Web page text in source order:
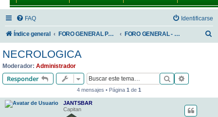
FAQ Identificarse
Índice general FORO GENERAL PARA TODOS LOS USUARIOS FORO GENERAL - SONRIA, POR FAVOR
r
NECROLOGICA
Moderador: Administrador
Responder Buscar
4 mensajes • Página 1 de 1
JANTSBAR
Capitan